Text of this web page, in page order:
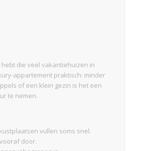
die veel vakantiehuizen in
praktisch: minder
of een klein gezin is het een
te nemen.
vullen soms snel.
door.